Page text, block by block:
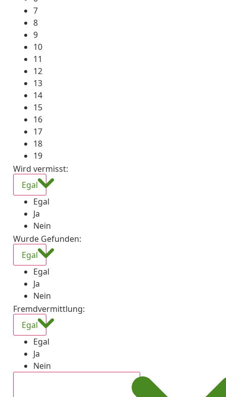
7
8
9
10
11
12
13
14
15
16
17
18
19
Wird vermisst:
Egal
Egal
Ja
Nein
Wurde Gefunden:
Egal
Egal
Ja
Nein
Fremdvermittlung:
Egal
Egal
Ja
Nein